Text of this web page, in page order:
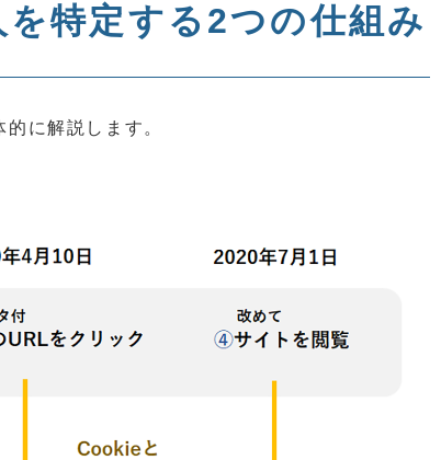
特定する2つの仕組み
に解説します。